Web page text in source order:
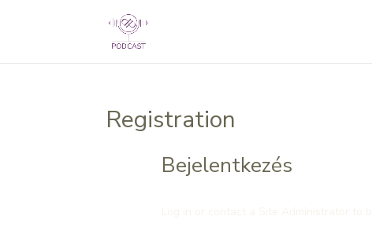
Registration
Bejelentkezés